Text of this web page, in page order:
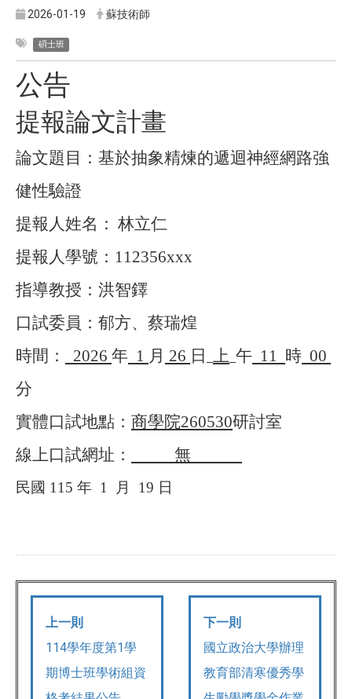
2026-01-19 蘇技術師
碩士班
公告
提報論文計畫
論文題目：基於抽象精煉的遞迴神經網路強
健性驗證
提報人姓名： 林立仁
提報人學號： 112356xxx
指導教授：洪智鐸
口試委員：郁方、蔡瑞煌
時間：
2026 年 1 月 26 日 上 午 11 時 00
分
實體口試地點： 商學院260530研討室
線上口試網址：
無
民國 115 年 1 月 19 日
上一則
114學年度第1學
期博士班學術組資
下一則
國立政治大學辦理
教育部清寒優秀學